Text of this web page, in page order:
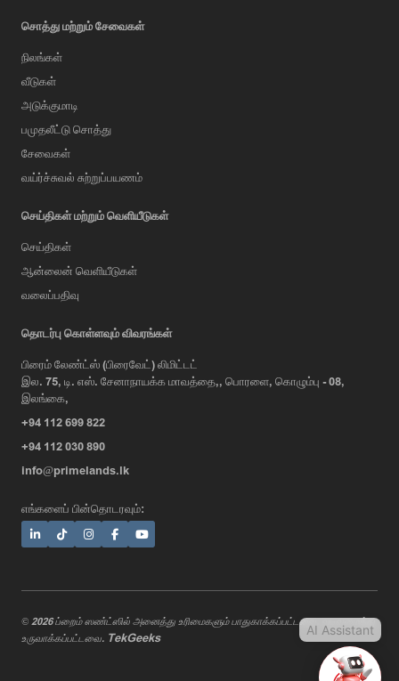
சொத்து மற்றும் சேவைகள்
நிலங்கள்
வீடுகள்
அடுக்குமாடி
பமுதலீட்டு சொத்து
சேவைகள்
வய்ர்ச்சுவல் சுற்றுப்பயணம்
செய்திகள் மற்றும் வெளியீடுகள்
செய்திகள்
ஆன்லைன் வெளியீடுகள்
வலைப்பதிவு
தொடர்பு கொள்ளவும் விவரங்கள்
பிரைம் லேண்ட்ஸ் (பிரைவேட்) லிமிட்டட்
இல. 75, டி. எஸ். சேனாநாயக்க மாவத்தை,, பொரளை, கொழும்பு - 08,
இலங்கை,
+94 112 699 822
+94 112 030 890
info@primelands.lk
எங்களைப் பின்தொடரவும்:
© 2026 ப்றைம் ஸண்ட்ஸில் அனைத்து உரிமைகளும் பாதுகாக்கப்பட்டவை. வடிவமைத்து
உருவாக்கப்பட்டவை. TekGeeks AI Assistant